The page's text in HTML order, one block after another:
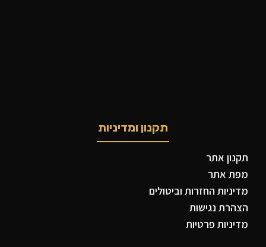
תקנון ומדיניות
תקנון אתר
מפת אתר
מדיניות החזרות וביטולים
הצהרת נגישות
מדיניות פרטיות